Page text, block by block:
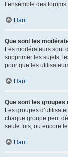
l’ensemble des
Haut
Que sont les
Les modérateurs sont
supprimer les sujets,
pour que les
Haut
Que sont les groupes
Les groupes
chaque groupe peut
seule fois, ou encore
Haut